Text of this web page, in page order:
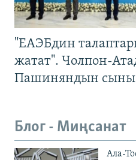
"ЕАЭБдин
жатат". Чолпон-
Пашиняндын сыны
Блог - Миңсанат
Ала-